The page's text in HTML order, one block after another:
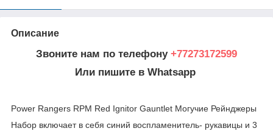
Описание
Звоните нам по телефону +77273172599
Или пишите в Whatsapp
Power Rangers RPM Red Ignitor Gauntlet Могучие Рейнджеры
Набор включает в себя синий воспламенитель- рукавицы и 3